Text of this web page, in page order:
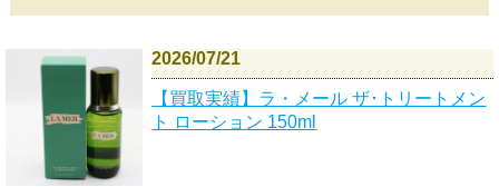
2026/07/21
【買取実績】ラ・メール ザ･トリートメン
ト ローション 150ml